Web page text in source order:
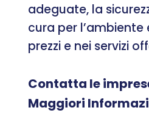
adeguate, la
cura per
prezzi e nei servizi
Contatta le
Maggiori